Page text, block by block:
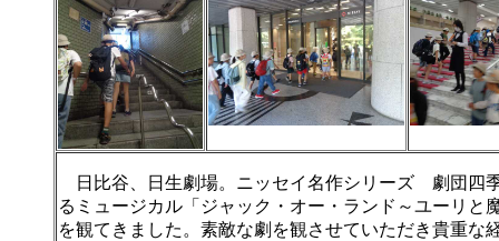
日比谷、日生劇場。ニッセイ名作シリーズ 劇団四
るミュージカル「ジャック・オー・ランド～ユーリと
を観てきました。素敵な劇を観させていただき貴重な